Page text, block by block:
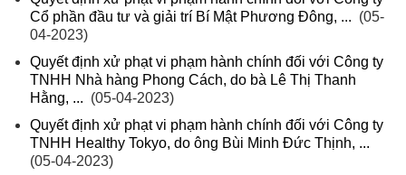
Cổ phần đầu tư và giải trí Bí Mật Phương Đông, ... (05-
04-2023)
Quyết định xử phạt vi phạm hành chính đối với Công ty
TNHH Nhà hàng Phong Cách, do bà Lê Thị Thanh
Hằng, ... (05-04-2023)
Quyết định xử phạt vi phạm hành chính đối với Công ty
TNHH Healthy Tokyo, do ông Bùi Minh Đức Thịnh, ...
(05-04-2023)